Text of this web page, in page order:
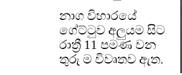
නාග විහාරයේ
ගේට්ටුව අලුයම සිට
රාත්‍රී 11 පමණ වන
තුරු ම විවෘතව ඇත.